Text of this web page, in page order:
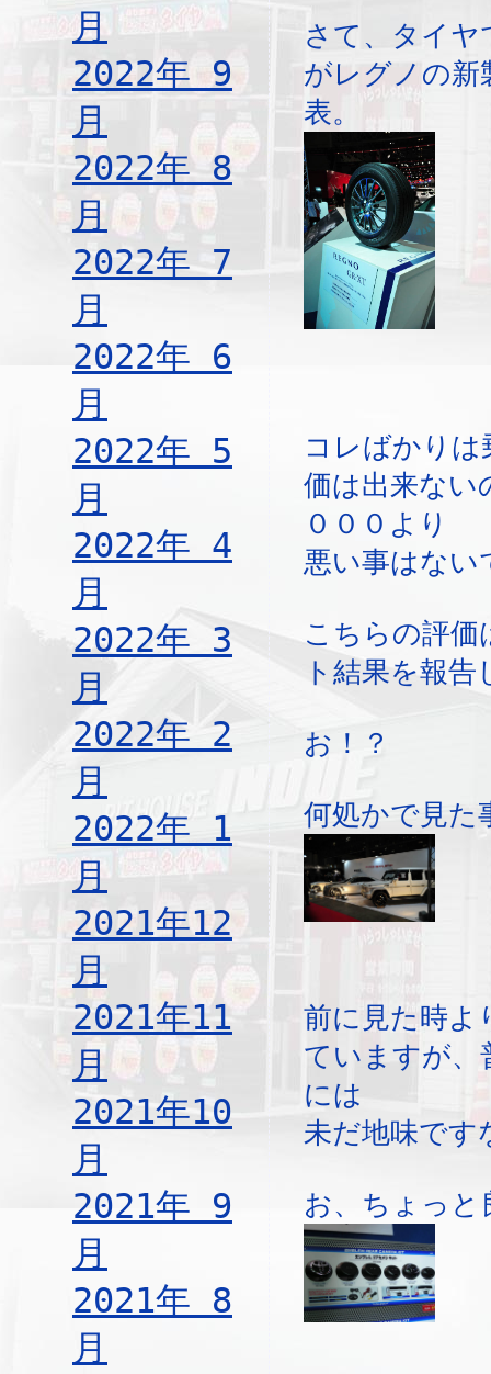
月
2022年 9
月
2022年 8
月
2022年 7
月
2022年 6
月
2022年 5
月
2022年 4
月
2022年 3
月
2022年 2
月
2022年 1
月
2021年12
月
2021年11
月
2021年10
月
2021年 9
月
2021年 8
月
さて、タイ
がレグノの新
表。
コレばかり
価は出来ない
０００より
悪い事はない
こちらの評価
ト結果を報告
お！？
何処かで見た
前に見た時よ
ていますが、
には
未だ地味です
お、ちょっと